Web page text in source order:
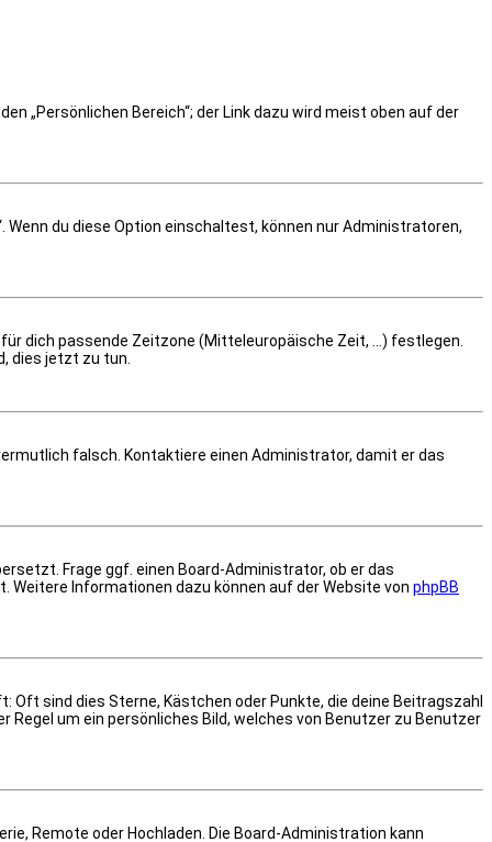
„Persönlichen Bereich“; der Link dazu wird meist oben auf der
Wenn du diese Option einschaltest, können nur Administratoren,
dich passende Zeitzone (Mitteleuropäische Zeit, ...) festlegen.
dies jetzt zu tun.
falsch. Kontaktiere einen Administrator, damit er das
Frage ggf. einen Board-Administrator, ob er das
Informationen dazu können auf der Website von phpBB
Oft sind dies Sterne, Kästchen oder Punkte, die deine Beitragszahl
Regel um ein persönliches Bild, welches von Benutzer zu Benutzer
Remote oder Hochladen. Die Board-Administration kann